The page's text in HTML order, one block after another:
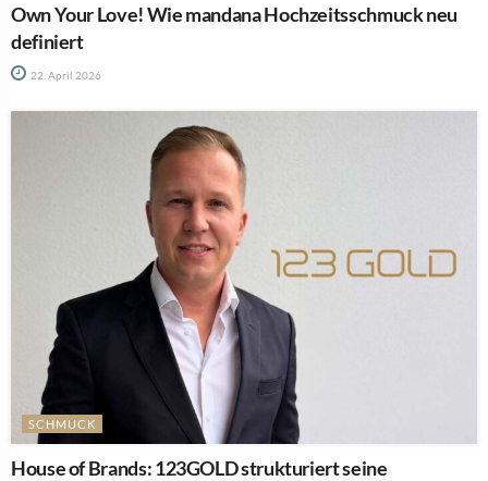
Own Your Love! Wie mandana Hochzeitsschmuck neu
definiert
22. April 2026
SCHMUCK
House of Brands: 123GOLD strukturiert seine